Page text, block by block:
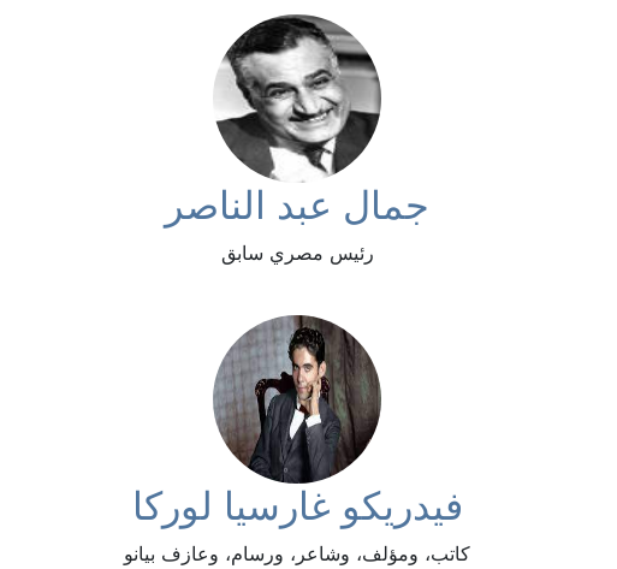
جمال عبد الناصر
رئيس مصري سابق
فيدريكو غارسيا لوركا
كاتب، ومؤلف، وشاعر، ورسام، وعازف بيانو